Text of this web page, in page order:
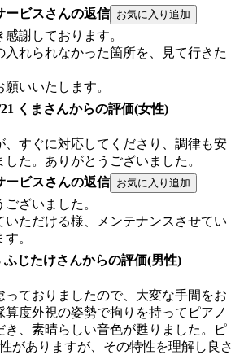
ービスさんの返信
謝しております。
れられなかった箇所を、見て行きた
いいたします。
21 くまさんからの評価(女性)
、すぐに対応してくださり、調律も安
た。ありがとうございました。
ービスさんの返信
ざいました。
いただける様、メンテナンスさせてい
。
ふじたけさんからの評価(男性)
っておりましたので、大変な手間をお
度外視の姿勢で拘りを持ってピアノ
き、素晴らしい音色が甦りました。ピ
がありますが、その特性を理解し良さ